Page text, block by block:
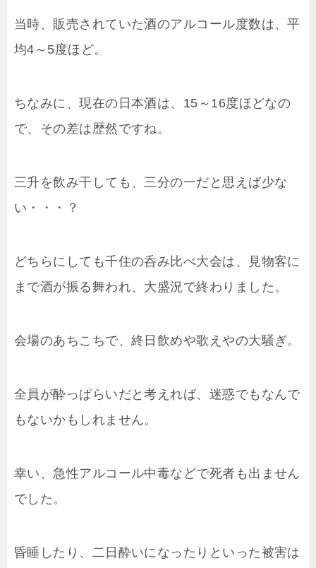
当時、販売されていた酒のアルコール度数は、平
均4～5度ほど。
ちなみに、現在の日本酒は、15～16度ほどなの
で、その差は歴然ですね。
三升を飲み干しても、三分の一だと思えば少な
い・・・？
どちらにしても千住の呑み比べ大会は、見物客に
まで酒が振る舞われ、大盛況で終わりました。
会場のあちこちで、終日飲めや歌えやの大騒ぎ。
全員が酔っぱらいだと考えれば、迷惑でもなんで
もないかもしれません。
幸い、急性アルコール中毒などで死者も出ません
でした。
昏睡したり、二日酔いになったりといった被害は